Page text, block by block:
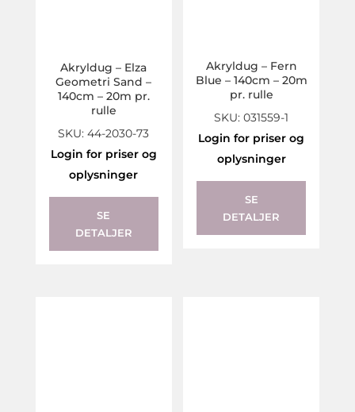
Akryldug – Elza
Geometri Sand –
140cm – 20m pr.
rulle
SKU: 44-2030-73
Login for priser og
oplysninger
SE
DETALJER
Akryldug – Fern
Blue – 140cm – 20m
pr. rulle
SKU: 031559-1
Login for priser og
oplysninger
SE
DETALJER